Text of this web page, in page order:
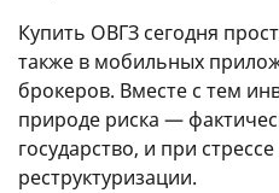
Купить ОВГЗ сегодня
также в мобильных
брокеров. Вместе с тем
природе риска —
государство, и при
реструктуризации.